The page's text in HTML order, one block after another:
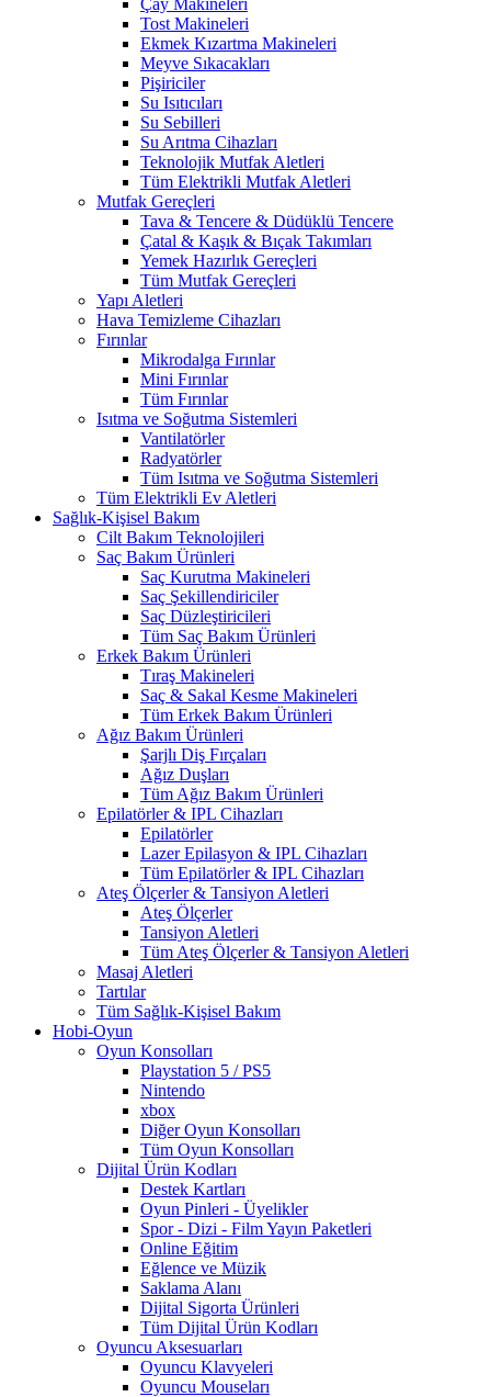
Çay Makineleri
Tost Makineleri
Ekmek Kızartma Makineleri
Meyve Sıkacakları
Pişiriciler
Su Isıtıcıları
Su Sebilleri
Su Arıtma Cihazları
Teknolojik Mutfak Aletleri
Tüm Elektrikli Mutfak Aletleri
Mutfak Gereçleri
Tava & Tencere & Düdüklü Tencere
Çatal & Kaşık & Bıçak Takımları
Yemek Hazırlık Gereçleri
Tüm Mutfak Gereçleri
Yapı Aletleri
Hava Temizleme Cihazları
Fırınlar
Mikrodalga Fırınlar
Mini Fırınlar
Tüm Fırınlar
Isıtma ve Soğutma Sistemleri
Vantilatörler
Radyatörler
Tüm Isıtma ve Soğutma Sistemleri
Tüm Elektrikli Ev Aletleri
Sağlık-Kişisel Bakım
Cilt Bakım Teknolojileri
Saç Bakım Ürünleri
Saç Kurutma Makineleri
Saç Şekillendiriciler
Saç Düzleştiricileri
Tüm Saç Bakım Ürünleri
Erkek Bakım Ürünleri
Tıraş Makineleri
Saç & Sakal Kesme Makineleri
Tüm Erkek Bakım Ürünleri
Ağız Bakım Ürünleri
Şarjlı Diş Fırçaları
Ağız Duşları
Tüm Ağız Bakım Ürünleri
Epilatörler & IPL Cihazları
Epilatörler
Lazer Epilasyon & IPL Cihazları
Tüm Epilatörler & IPL Cihazları
Ateş Ölçerler & Tansiyon Aletleri
Ateş Ölçerler
Tansiyon Aletleri
Tüm Ateş Ölçerler & Tansiyon Aletleri
Masaj Aletleri
Tartılar
Tüm Sağlık-Kişisel Bakım
Hobi-Oyun
Oyun Konsolları
Playstation 5 / PS5
Nintendo
xbox
Diğer Oyun Konsolları
Tüm Oyun Konsolları
Dijital Ürün Kodları
Destek Kartları
Oyun Pinleri - Üyelikler
Spor - Dizi - Film Yayın Paketleri
Online Eğitim
Eğlence ve Müzik
Saklama Alanı
Dijital Sigorta Ürünleri
Tüm Dijital Ürün Kodları
Oyuncu Aksesuarları
Oyuncu Klavyeleri
Oyuncu Mouseları